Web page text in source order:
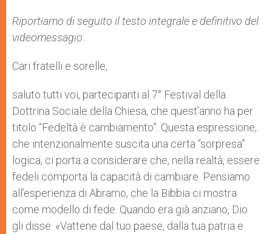
Riportiamo di seguito il testo integrale e definitivo del
videomessagio:
Cari fratelli e sorelle,
saluto tutti voi, partecipanti al 7° Festival della
Dottrina Sociale della Chiesa, che quest’anno ha per
titolo “Fedeltà è cambiamento”. Questa espressione,
che intenzionalmente suscita una certa “sorpresa”
logica, ci porta a considerare che, nella realtà, essere
fedeli comporta la capacità di cambiare. Pensiamo
all’esperienza di Abramo, che la Bibbia ci mostra
come modello di fede. Quando era già anziano, Dio
gli disse: «Vattene dal tuo paese, dalla tua patria e